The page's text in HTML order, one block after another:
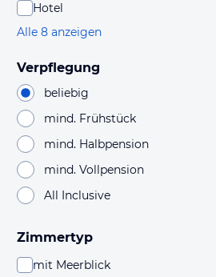
Hotel
Alle 8 anzeigen
Verpflegung
beliebig
mind. Frühstück
mind. Halbpension
mind. Vollpension
All Inclusive
Zimmertyp
mit Meerblick